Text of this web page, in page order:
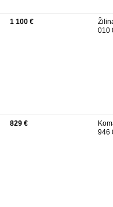
1 100 €
010
829 €
946